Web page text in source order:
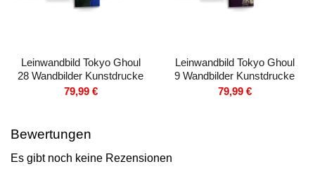
Leinwandbild Tokyo Ghoul
28 Wandbilder Kunstdrucke
79,99 €
Leinwandbild Tokyo Ghoul
9 Wandbilder Kunstdrucke
79,99 €
Bewertungen
Es gibt noch keine Rezensionen